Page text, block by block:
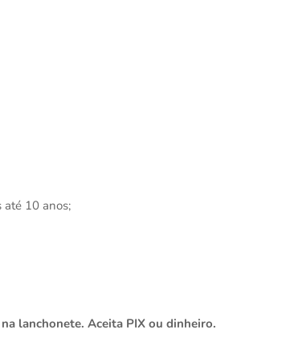
até 10 anos;
lanchonete. Aceita PIX ou dinheiro.